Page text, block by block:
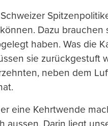
Dazu
haben. Was die
sie zurückgestuft
neben dem
eine Kehrtwende